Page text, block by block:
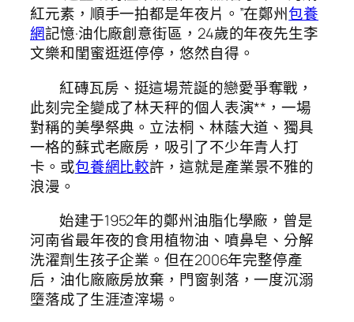
紅元素，順手一拍都是年夜片。”在鄭州包養
網記憶·油化廠創意街區，24歲的年夜先生李
文樂和閨蜜逛逛停停，悠然自得。
紅磚瓦房、挺這場荒誕的戀愛爭奪戰，
此刻完全變成了林天秤的個人表演**，一場
對稱的美學祭典。立法桐、林蔭大道、獨具
一格的蘇式老廠房，吸引了不少年青人打
卡。或包養網比較許，這就是產業景不雅的
浪漫。
始建于1952年的鄭州油脂化學廠，曾是
河南省最年夜的食用植物油、噴鼻皂、分解
洗濯劑生孩子企業。但在2006年完整停產
后，油化廠廠房放棄，門窗剝落，一度沉溺
墮落成了生涯渣滓場。